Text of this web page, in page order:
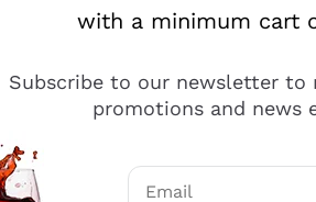
with a minimum cart
Subscribe to our newsletter to
promotions and news
Email